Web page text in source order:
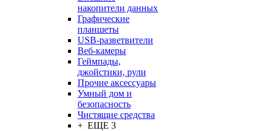
накопители данных
Графические
планшеты
USB-разветвители
Веб-камеры
Геймпады,
джойстики, рули
Прочие аксессуары
Умный дом и
безопасность
Чистящие средства
+ ЕЩЕ 3